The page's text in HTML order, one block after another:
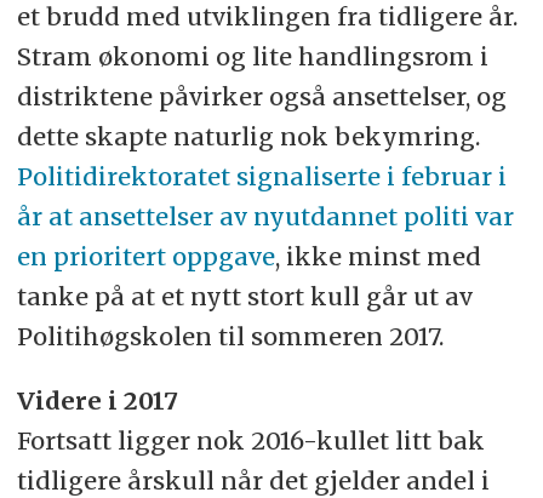
et brudd med utviklingen fra tidligere år.
Stram økonomi og lite handlingsrom i
distriktene påvirker også ansettelser, og
dette skapte naturlig nok bekymring.
Politidirektoratet signaliserte i februar i
år at ansettelser av nyutdannet politi var
en prioritert oppgave, ikke minst med
tanke på at et nytt stort kull går ut av
Politihøgskolen til sommeren 2017.
Videre i 2017
Fortsatt ligger nok 2016-kullet litt bak
tidligere årskull når det gjelder andel i